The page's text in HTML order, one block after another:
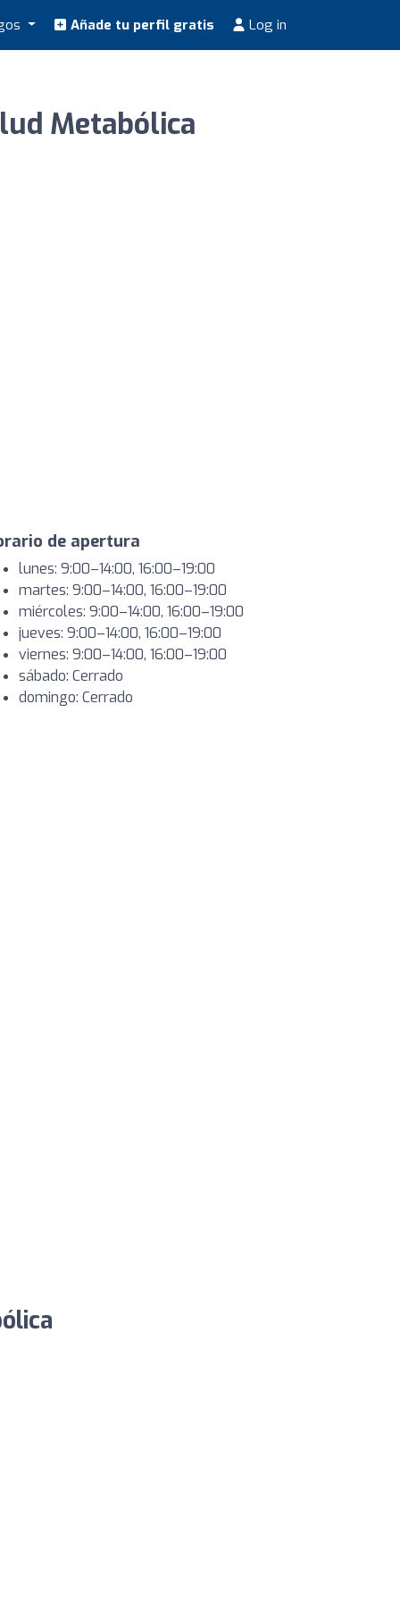
Añade tu perfil gratis Log in
Metabólica
de apertura
lunes: 9:00–14:00, 16:00–19:00
martes: 9:00–14:00, 16:00–19:00
miércoles: 9:00–14:00, 16:00–19:00
jueves: 9:00–14:00, 16:00–19:00
viernes: 9:00–14:00, 16:00–19:00
sábado: Cerrado
domingo: Cerrado